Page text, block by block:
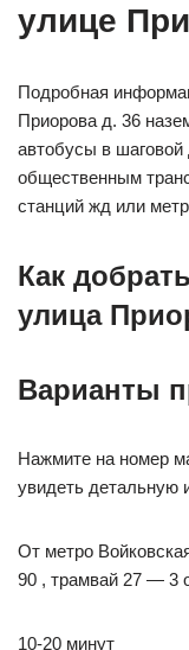
улице
Подробная
Приорова д. 36
автобусы в шаговой
общественным
станций жд или
Как
улица
Варианты
Нажмите на номер
увидеть детальную
От метро
90 , трамвай 27 — 3
10-20 минут